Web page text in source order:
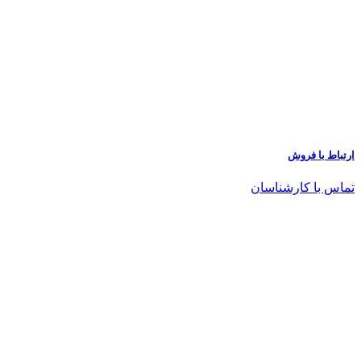
ارتباط با فروش
تماس با کارشناسان